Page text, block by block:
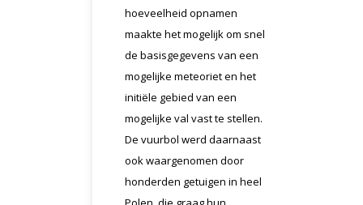
hoeveelheid opnamen
maakte het mogelijk om snel
de basisgegevens van een
mogelijke meteoriet en het
initiële gebied van een
mogelijke val vast te stellen.
De vuurbol werd daarnaast
ook waargenomen door
honderden getuigen in heel